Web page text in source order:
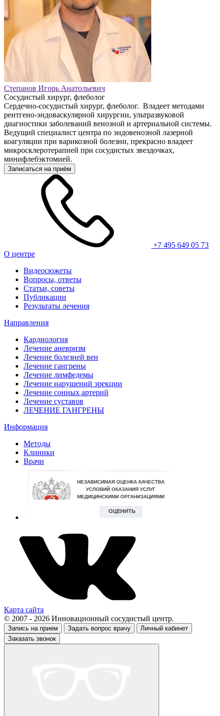
Степанов Игорь Анатольевич
Сосудистый хирург, флеболог
Сердечно-сосудистый хирург, флеболог. Владеет методами
рентгено-эндоваскулярной хирургии, ультразвуковой
диагностики заболеваний венозной и артериальной системы.
Ведущий специалист центра по эндовенозной лазерной
коагуляции при варикозной болезни, прекрасно владеет
микросклеротерапией при сосудистых звездочках,
минифлебэктомией.
Записаться на приём
+7 495 649 05 73
О центре
Видеосюжеты
Вопросы, ответы
Статьи, советы
Публикации
Результаты лечения
Направления
Кардиология
Лечение аневризм
Лечение болезней вен
Лечение гангрены
Лечение лимфедемы
Лечение нарушений эрекции
Лечение сонных артерий
Лечение суставов
ЛЕЧЕНИЕ ГАНГРЕНЫ
Информация
Методы
Клиники
Врачи
Карта сайта
© 2007 - 2026 Инновационный сосудистый центр.
Запись на прием Задать вопрос врачу
Личный кабинет
Заказать звонок